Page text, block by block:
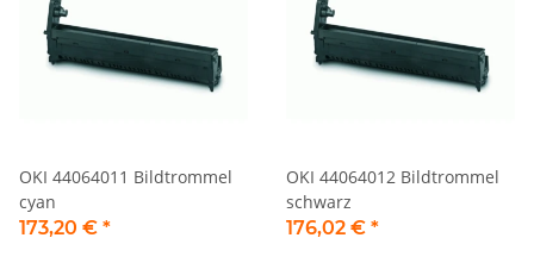
OKI 44064011 Bildtrommel
cyan
173,20 € *
OKI 44064012 Bildtrommel
schwarz
176,02 € *